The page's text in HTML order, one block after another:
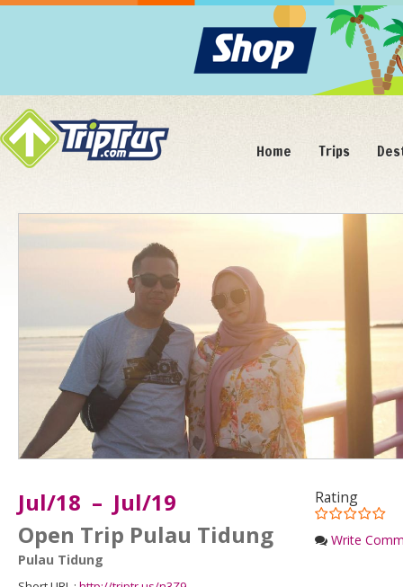
Home Trips
Rating
Write
Jul/18 – Jul/19
Open Trip Pulau Tidung
Pulau Tidung